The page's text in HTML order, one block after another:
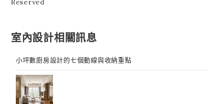
Reserved
室內設計相關訊息
小坪數廚房設計的七個動線與收納重點